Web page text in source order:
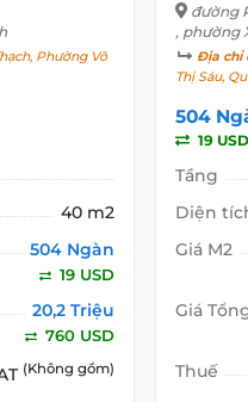
Phường Võ
40 m2
504 Ngàn
19 USD
20,2 Triệu
760 USD
(Không gồm)
đường
, phường
Địa chỉ
Thị Sáu,
504
19
Tầng
Diện
Giá M2
Giá
Thuế